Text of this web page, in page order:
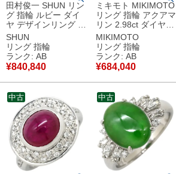
田村俊一 SHUN リン
グ 指輪 ルビー ダイ
ヤ デザインリング プ
ラチナシルバー
SHUN プラチナ900
オーバルミックスカ
ット 19号 【中古】
中古品
SHUN
リング 指輪
ランク: AB
¥840,840
ミキモト MIKIMOTO
リング 指輪 アクアマ
リン 2.98ct ダイヤモ
ンド ライトブルー×
プラチナシルバー
MIKIMOTO プラチナ
Pt950 スクエア 大粒
16号 【中古】中古品
MIKIMOTO
リング 指輪
ランク: AB
¥684,040
中古 中古